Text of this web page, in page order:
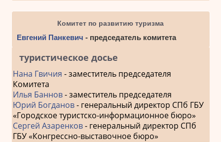
Комитет по развитию туризма
Евгений Панкевич - председатель комитета
туристическое досье
Нана Гвичия - заместитель председателя
Комитета
Илья Баннов- заместитель председателя
Юрий Богданов- генеральный директор СПб ГБУ
«Городское туристско-информационное бюро»
Сергей Азаренков- генеральный директор СПб
ГБУ «Конгрессно-выставочное бюро»